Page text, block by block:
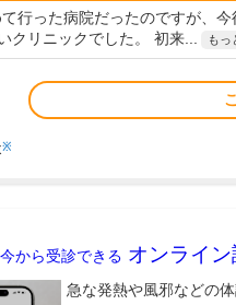
行った病院だったのですが、
クリニックでした。 初来...
もっ
※
今から受診できる オンライン
急な発熱や風邪などの